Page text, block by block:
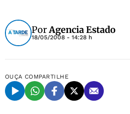
PorAgencia Estado
18/05/2008 - 14:28 h
OUÇA COMPARTILHE